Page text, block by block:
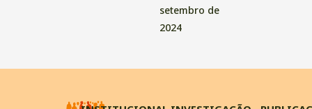
setembro de
2024